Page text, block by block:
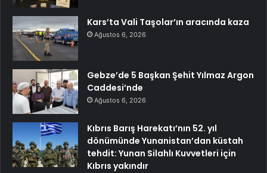
Kars’ta Vali Taşolar’ın aracında kaza
Ağustos 6, 2026
Gebze’de 5 Başkan Şehit Yılmaz Argon
Caddesi’nde
Ağustos 6, 2026
Kıbrıs Barış Harekatı’nın 52. yıl
dönümünde Yunanistan’dan küstah
tehdit: Yunan Silahlı Kuvvetleri için
Kıbrıs yakındır